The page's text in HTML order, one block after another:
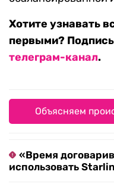
Хотите узнавать
первыми?
телеграм-канал.
Объясняем
«Время
использовать